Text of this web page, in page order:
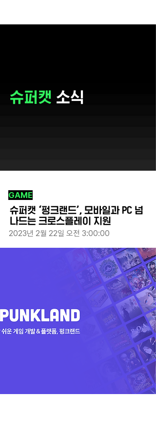
슈퍼캣 소식
GAME
슈퍼캣 ‘펑크랜드’, 모바일과 PC 넘
나드는 크로스플레이 지원
2023년 2월 22일 오전 3:00:00